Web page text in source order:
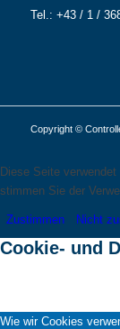
Tel.: +43 / 1 /
Copyright ©
Diese Seite
stimmen Sie der
Zustimmen Nicht
Cookie- und
Wie wir Cookies